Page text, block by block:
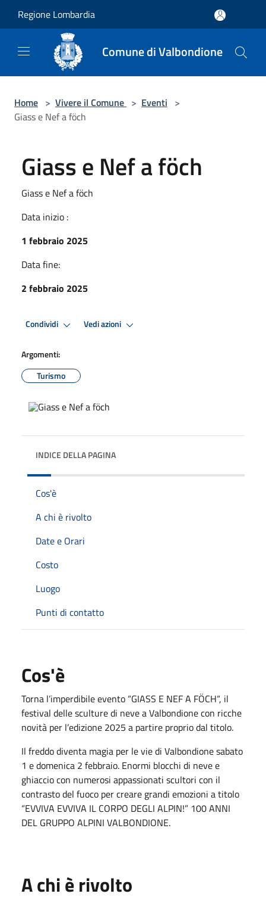
Regione Lombardia
Comune di Valbondione
Home > Vivere il Comune > Eventi >
Giass e Nef a föch
Giass e Nef a föch
Giass e Nef a föch
Data inizio :
1 febbraio 2025
Data fine:
2 febbraio 2025
Condividi Vedi azioni
Argomenti:
Turismo
INDICE DELLA PAGINA
Cos'è
A chi è rivolto
Date e Orari
Costo
Luogo
Punti di contatto
Cos'è
Torna l’imperdibile evento “GIASS E NEF A FÖCH“, il
festival delle sculture di neve a Valbondione con ricche
novità per l’edizione 2025 a partire proprio dal titolo.
Il freddo diventa magia per le vie di Valbondione sabato
1 e domenica 2 febbraio. Enormi blocchi di neve e
ghiaccio con numerosi appassionati scultori con il
contrasto del fuoco per creare grandi emozioni a titolo
“EVVIVA EVVIVA IL CORPO DEGLI ALPIN!” 100 ANNI
DEL GRUPPO ALPINI VALBONDIONE.
A chi è rivolto